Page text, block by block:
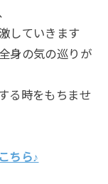
していきます
身の気の巡りが
る時をもちませ
ちら♪